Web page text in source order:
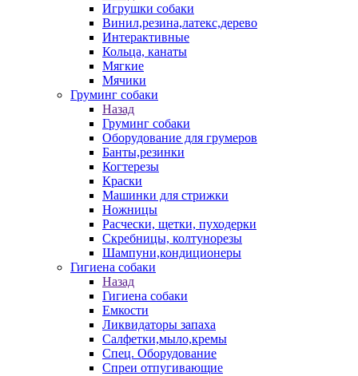
Игрушки собаки
Винил,резина,латекс,дерево
Интерактивные
Кольца, канаты
Мягкие
Мячики
Груминг собаки
Назад
Груминг собаки
Оборудование для грумеров
Банты,резинки
Когтерезы
Краски
Машинки для стрижки
Ножницы
Расчески, щетки, пуходерки
Скребницы, колтунорезы
Шампуни,кондиционеры
Гигиена собаки
Назад
Гигиена собаки
Емкости
Ликвидаторы запаха
Салфетки,мыло,кремы
Спец. Оборудование
Спреи отпугивающие